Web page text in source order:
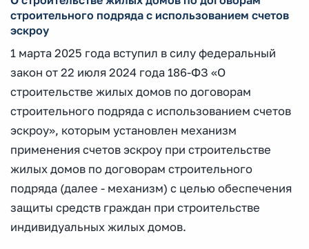
строительного подряда с использованием счетов
эскроу
1 марта 2025 года вступил в силу федеральный
закон от 22 июля 2024 года 186-ФЗ «О
строительстве жилых домов по договорам
строительного подряда с использованием счетов
эскроу», которым установлен механизм
применения счетов эскроу при строительстве
жилых домов по договорам строительного
подряда (далее - механизм) с целью обеспечения
защиты средств граждан при строительстве
индивидуальных жилых домов.